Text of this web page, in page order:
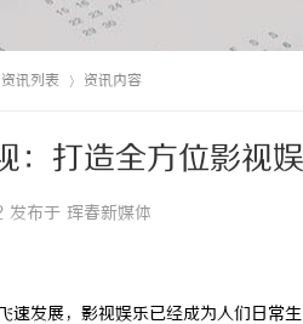
资讯列表 资讯内容
：打造全方位影视
布于 珲春新媒体
速发展，影视娱乐已经成为人们日常